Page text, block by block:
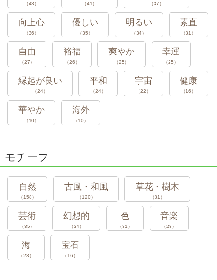
（43） （41） （37）
向上心
（36）
優しい
（35）
明るい
（34）
素直
（31）
自由
（27）
裕福
（26）
爽やか
（25）
幸運
（25）
縁起が良い
（24）
平和
（24）
宇宙
（22）
健康
（16）
華やか
（10）
海外
（10）
モチーフ
自然
（158）
古風・和風
（120）
草花・樹木
（81）
芸術
（35）
幻想的
（34）
色
（31）
音楽
（28）
海
（23）
宝石
（16）